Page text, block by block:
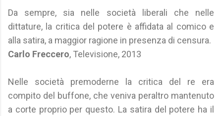
Da sempre, sia nelle società liberali che nelle
dittature, la critica del potere è affidata al comico e
alla satira, a maggior ragione in presenza di censura.
Carlo Freccero, Televisione, 2013
Nelle società premoderne la critica del re era
compito del buffone, che veniva peraltro mantenuto
a corte proprio per questo. La satira del potere ha il